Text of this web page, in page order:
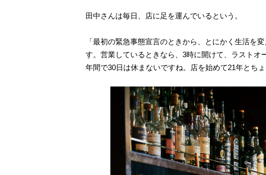
田中さんは毎日、店に足を運んでいるという。
「最初の緊急事態宣言のときから、とにかく生活を
す。営業しているときなら、3時に開けて、ラストオ
年間で30日は休まないですね。店を始めて21年とちょ